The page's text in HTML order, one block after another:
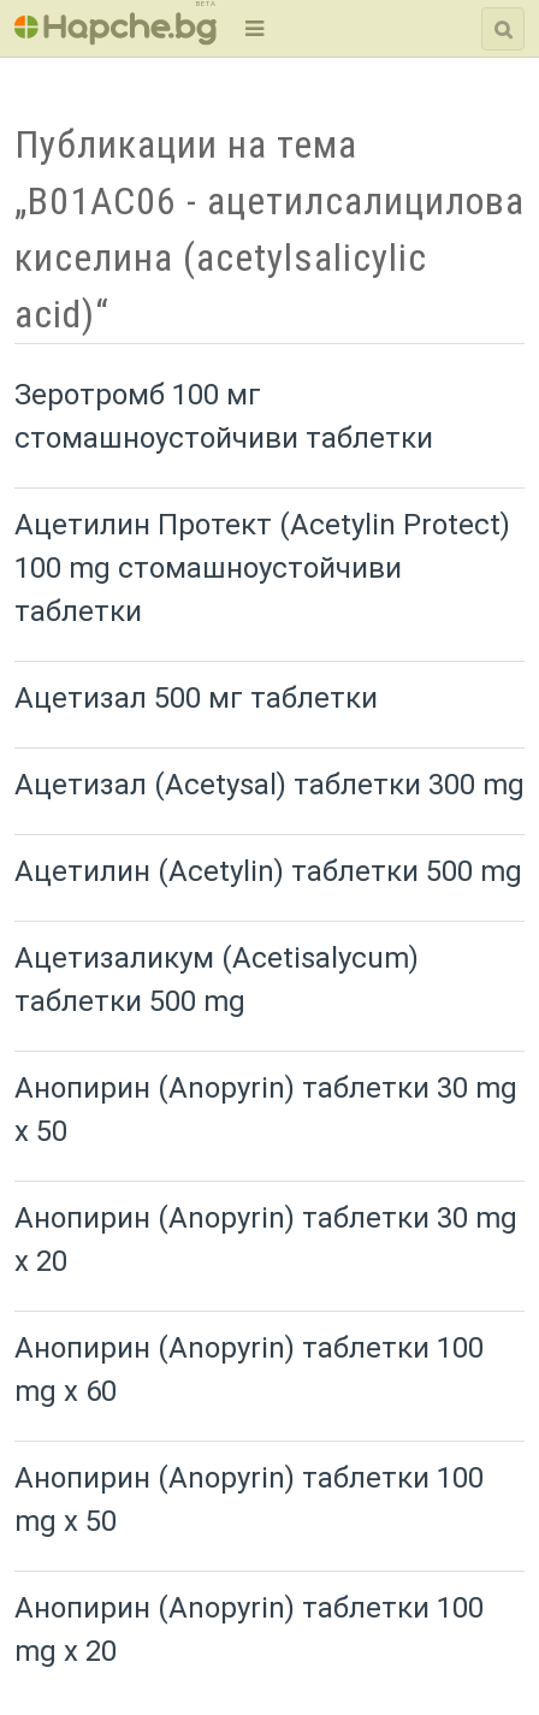
BETA
Публикации на тема
„B01AC06 - ацетилсалицилова
киселина (acetylsalicylic
acid)“
Зеротромб 100 мг
стомашноустойчиви таблетки
Ацетилин Протект (Acetylin Protect)
100 mg стомашноустойчиви
таблетки
Ацетизал 500 мг таблетки
Ацетизал (Acetysal) таблетки 300 mg
Ацетилин (Acetylin) таблетки 500 mg
Ацетизаликум (Acetisalycum)
таблетки 500 mg
Анопирин (Anopyrin) таблетки 30 mg
x 50
Анопирин (Anopyrin) таблетки 30 mg
x 20
Анопирин (Anopyrin) таблетки 100
mg x 60
Анопирин (Anopyrin) таблетки 100
mg x 50
Анопирин (Anopyrin) таблетки 100
mg x 20